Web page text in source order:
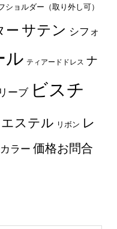
ショルダー（取り外し可）
ー サテン シフォ
ル ティアードドレス ナ
ーブ ビスチ
ステル リボン レ
ラー 価格お問合